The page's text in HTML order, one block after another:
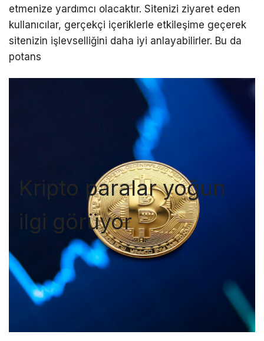
etmenize yardımcı olacaktır. Sitenizi ziyaret eden
kullanıcılar, gerçekçi içeriklerle etkileşime geçerek
sitenizin işlevselliğini daha iyi anlayabilirler. Bu da
potans
Kripto paralar yoğun
ilgi görüyor